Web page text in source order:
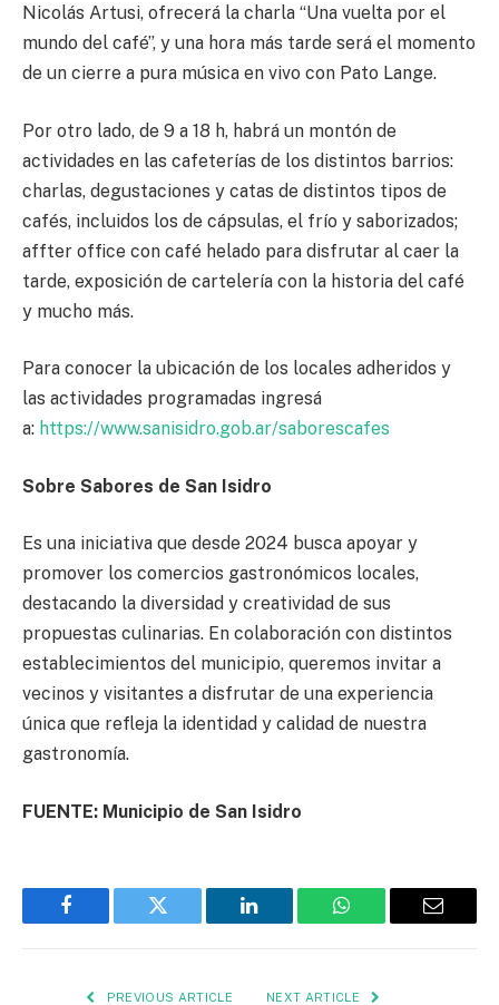
Nicolás Artusi, ofrecerá la charla “Una vuelta por el
mundo del café”, y una hora más tarde será el momento
de un cierre a pura música en vivo con Pato Lange.
Por otro lado, de 9 a 18 h, habrá un montón de
actividades en las cafeterías de los distintos barrios:
charlas, degustaciones y catas de distintos tipos de
cafés, incluidos los de cápsulas, el frío y saborizados;
affter office con café helado para disfrutar al caer la
tarde, exposición de cartelería con la historia del café
y mucho más.
Para conocer la ubicación de los locales adheridos y
las actividades programadas ingresá
a: https://www.sanisidro.gob.ar/saborescafes
Sobre Sabores de San Isidro
Es una iniciativa que desde 2024 busca apoyar y
promover los comercios gastronómicos locales,
destacando la diversidad y creatividad de sus
propuestas culinarias. En colaboración con distintos
establecimientos del municipio, queremos invitar a
vecinos y visitantes a disfrutar de una experiencia
única que refleja la identidad y calidad de nuestra
gastronomía.
FUENTE: Municipio de San Isidro
Facebook Twitter LinkedIn WhatsApp Email
PREVIOUS ARTICLE NEXT ARTICLE